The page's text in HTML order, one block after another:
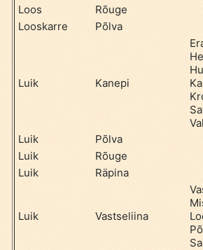
Loos
Rõuge
Looskarre
Põlva
Luik Kanepi
Luik
Põlva
Luik
Rõuge
Luik
Räpina
Luik Vastseliina